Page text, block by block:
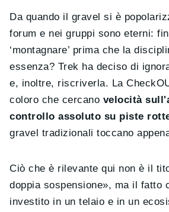
Da quando il gravel si è
forum e nei gruppi sono eterni:
‘montagnare’ prima che la
essenza? Trek ha deciso di
e, inoltre, riscriverla. La
coloro che cercano velocità
controllo assoluto su piste
gravel tradizionali toccano
Ciò che è rilevante qui non è il
doppia sospensione», ma il fatto
investito in un telaio e in un